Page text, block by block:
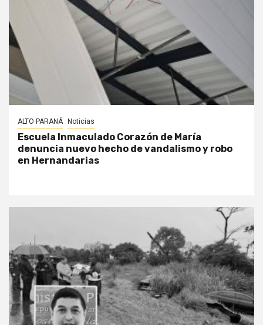
ALTO PARANÁ Noticias
Escuela Inmaculado Corazón de María
denuncia nuevo hecho de vandalismo y robo
en Hernandarias